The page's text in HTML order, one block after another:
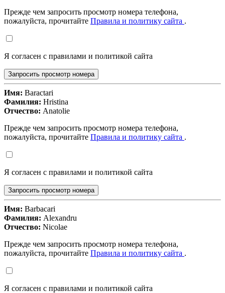
Прежде чем запросить просмотр номера телефона,
пожалуйста, прочитайте Правила и политику сайта .
Я согласен с правилами и политикой сайта
Запросить просмотр номера
Имя: Baractari
Фамилия: Hristina
Отчество: Anatolie
Прежде чем запросить просмотр номера телефона,
пожалуйста, прочитайте Правила и политику сайта .
Я согласен с правилами и политикой сайта
Запросить просмотр номера
Имя: Barbacari
Фамилия: Alexandru
Отчество: Nicolae
Прежде чем запросить просмотр номера телефона,
пожалуйста, прочитайте Правила и политику сайта .
Я согласен с правилами и политикой сайта